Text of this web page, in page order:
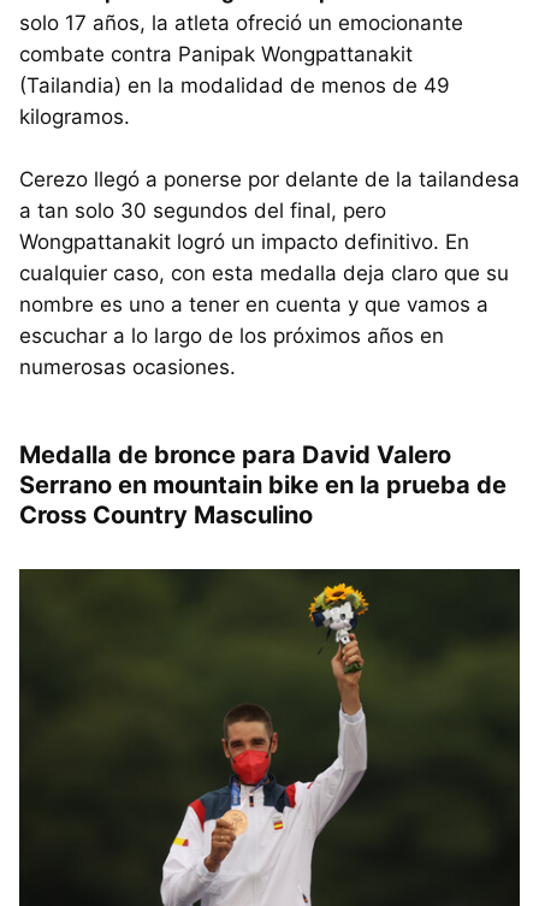
solo 17 años, la atleta ofreció un emocionante
combate contra Panipak Wongpattanakit
(Tailandia) en la modalidad de menos de 49
kilogramos.
Cerezo llegó a ponerse por delante de la tailandesa
a tan solo 30 segundos del final, pero
Wongpattanakit logró un impacto definitivo. En
cualquier caso, con esta medalla deja claro que su
nombre es uno a tener en cuenta y que vamos a
escuchar a lo largo de los próximos años en
numerosas ocasiones.
Medalla de bronce para David Valero
Serrano en mountain bike en la prueba de
Cross Country Masculino